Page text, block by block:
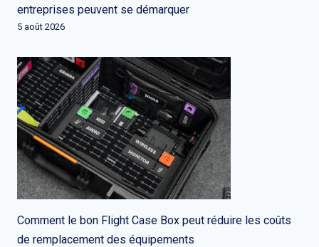
entreprises peuvent se démarquer
5 août 2026
Comment le bon Flight Case Box peut réduire les coûts
de remplacement des équipements